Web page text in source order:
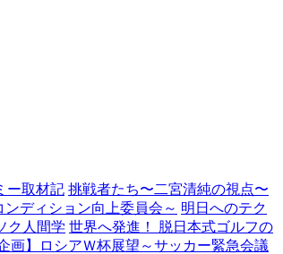
ー取材記 挑戦者たち〜二宮清純の視点〜
ディション向上委員会～ 明日へのテク
ク人間学 世界へ発進！ 脱日本式ゴルフの
画】ロシアＷ杯展望～サッカー緊急会議